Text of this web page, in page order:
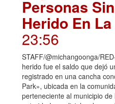
Personas
Herido En
23:56
STAFF/@michangoonga/
herido fue el saldo que dejó
registrado en una cancha
Park», ubicada en la
perteneciente al municipio